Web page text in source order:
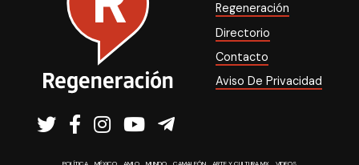
Regeneración
Directorio
Contacto
Aviso De Privacidad
POLÍTICA MÉXICO AMLO MUNDO CAMALEÓN ARTE Y CULTURA MX VIDEOS